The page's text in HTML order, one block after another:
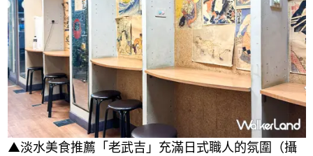
▲淡水美食推薦「老武吉」充滿日式職人的氛圍（攝